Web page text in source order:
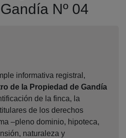
Nº 04
nueva
informativa registral,
de la Propiedad de Gandía
de la finca, la
de los derechos
–pleno dominio, hipoteca,
naturaleza y